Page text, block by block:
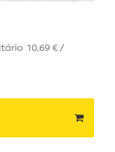
10,69 € /